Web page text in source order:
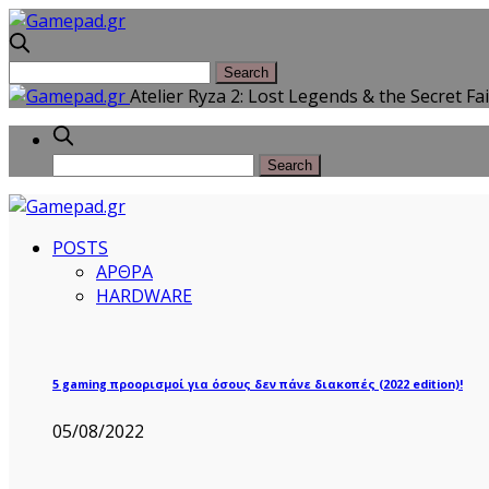
Atelier Ryza 2: Lost Legends & the Secret
POSTS
ΑΡΘΡΑ
HARDWARE
5 gaming προορισμοί για όσους δεν πάνε διακοπές (2022 edition)!
05/08/2022